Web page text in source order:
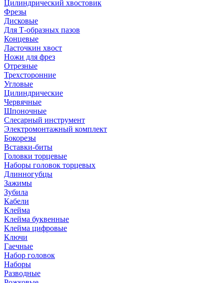
Цилиндрический хвостовик
Фрезы
Дисковые
Для Т-образных пазов
Концевые
Ласточкин хвост
Ножи для фрез
Отрезные
Трехсторонние
Угловые
Цилиндрические
Червячные
Шпоночные
Слесарный инструмент
Электромонтажный комплект
Бокорезы
Вставки-биты
Головки торцевые
Наборы головок торцевых
Длинногубцы
Зажимы
Зубила
Кабели
Клейма
Клейма буквенные
Клейма цифровые
Ключи
Гаечные
Набор головок
Наборы
Разводные